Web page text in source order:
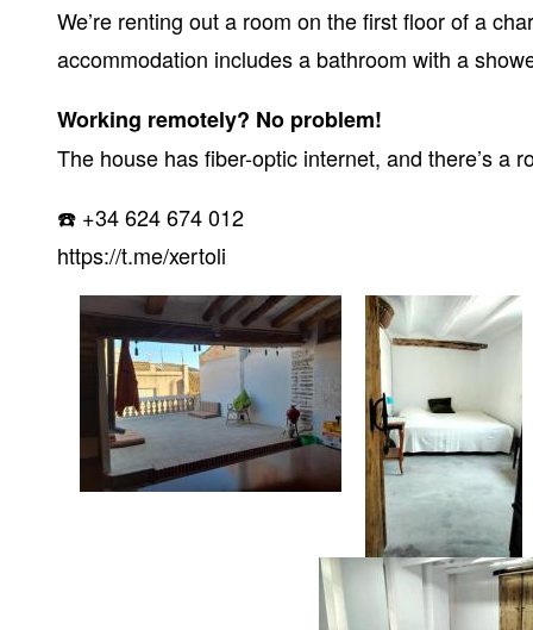
We’re renting out a room on the first floor of a
accommodation includes a bathroom with a
Working remotely? No problem!
The house has fiber-optic internet, and there’s a
☎️ +34 624 674 012
https://t.me/xertoli